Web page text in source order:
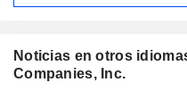
Noticias en otros
Companies, Inc.